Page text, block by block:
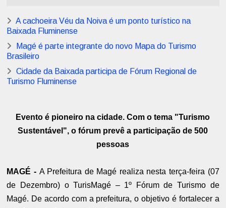
A cachoeira Véu da Noiva é um ponto turístico na
Baixada Fluminense
Magé é parte integrante do novo Mapa do Turismo
Brasileiro
Cidade da Baixada participa de Fórum Regional de
Turismo Fluminense
Evento é pioneiro na cidade. Com o tema "Turismo
Sustentável", o fórum prevê a participação de 500
pessoas
MAGÉ - A Prefeitura de Magé realiza nesta terça-feira (07
de Dezembro) o TurisMagé – 1º Fórum de Turismo de
Magé. De acordo com a prefeitura, o objetivo é fortalecer a